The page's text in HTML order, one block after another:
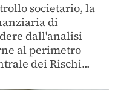
societario, la
di
dall'analisi
al perimetro
dei Rischi...